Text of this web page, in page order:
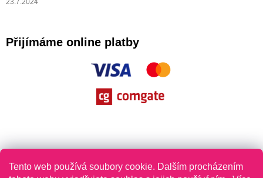
Tento web používá soubory cookie. Dalším procházením
23.7.2024
Přijímáme online platby